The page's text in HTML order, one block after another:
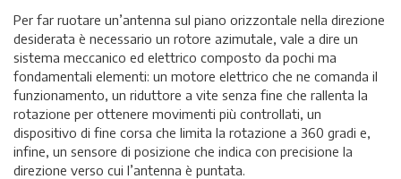
Per far ruotare un’antenna sul piano orizzontale nella direzione
desiderata è necessario un rotore azimutale, vale a dire un
sistema meccanico ed elettrico composto da pochi ma
fondamentali elementi: un motore elettrico che ne comanda il
funzionamento, un riduttore a vite senza fine che rallenta la
rotazione per ottenere movimenti più controllati, un
dispositivo di fine corsa che limita la rotazione a 360 gradi e,
infine, un sensore di posizione che indica con precisione la
direzione verso cui l’antenna è puntata.